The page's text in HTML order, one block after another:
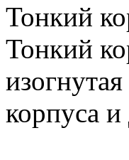
Тонкий
Тонкий
корпуса